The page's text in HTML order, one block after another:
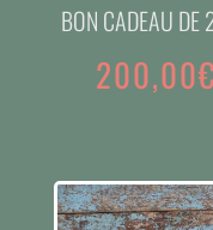
BON CADEAU
200,00€